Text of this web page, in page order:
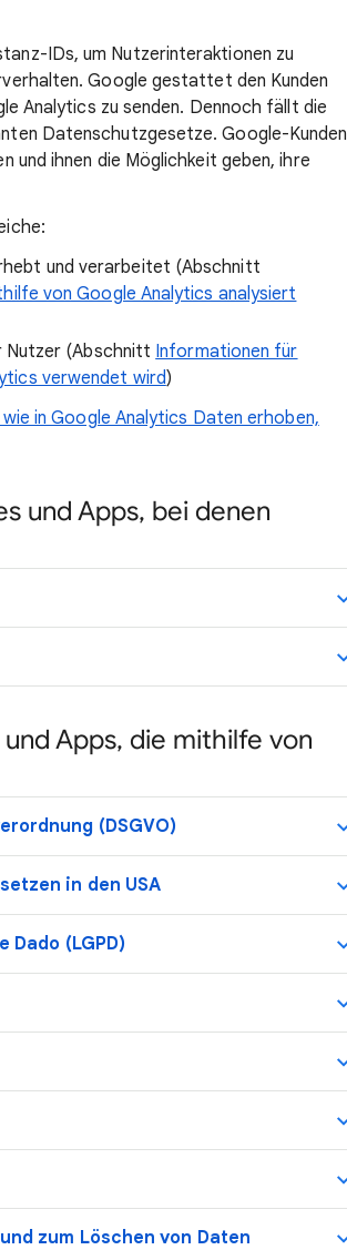
IDs, um Nutzerinteraktionen zu
Google gestattet den Kunden
Analytics zu senden. Dennoch fällt die
Datenschutzgesetze. Google-Kunden
und ihnen die Möglichkeit geben, ihre
und verarbeitet (Abschnitt
von Google Analytics analysiert
Nutzer (Abschnitt Informationen für
verwendet wird)
in Google Analytics Daten erhoben,
und Apps, bei denen
Apps, die mithilfe von
(DSGVO)
in den USA
Dado (LGPD)
zum Löschen von Daten